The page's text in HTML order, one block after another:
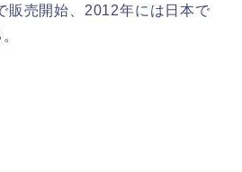
販売開始、2012年には日本で